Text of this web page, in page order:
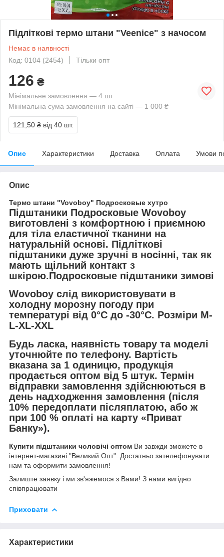
Підліткові термо штани "Veenice" з начосом
Немає в наявності
Код: 0104 (2454)
Тільки опт
126 ₴
Мінімальне замовлення — 4 шт.
Мінімальна сума замовлення на сайті — 1 000 ₴
121,50 ₴ від 40 шт.
Опис Характеристики Доставка Оплата Умови
Опис
Термо штани "Vovoboy" Подросковые хутро
Підштаники Подросковые Wovoboy
виготовлені з комфортною і приємною
для тіла еластичної тканини на
натуральній основі. Підліткові
підштаники дуже зручні в носінні, так як
мають щільний контакт з
шкірою.Подросковые підштаники зимові
Wovoboy слід використовувати в
холодну морозну погоду при
температурі від 0°C до -30°C. Розміри M-
L-XL-XXL
Будь ласка, наявність товару та моделі
уточнюйте по телефону. Вартість
вказана за 1 одиницю, продукція
продається оптом від 5 штук. Термін
відправки замовлення здійснюються в
день надходження замовлення (після
10% передоплати післяплатою, або ж
при 100 % оплаті на карту «Приват
Банку»).
Купити підштаники чоловічі оптом Ви завжди зможете в
інтернет-магазині "Великий Опт". Достатньо зателефонувати
нам та оформити замовлення!
Залиште заявку і ми зв'яжемося з Вами! З нами вигідно
співпрацювати
Приховати
Характеристики